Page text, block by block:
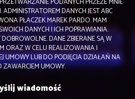
PODANYCH PRZEZE MNIE
DANYCH JEST ABC
PŁACZEK MAREK PARDO. MAM
DANYCH I ICH POPRAWIANIA.
DOBROWOLNE. DANE ZBIERANE SĄ W
ORAZ W CELU REALIZOWANIA I
UMOWY LUB DO PODJĘCIA DZIAŁAŃ NA
ZAWARCIEM UMOWY.